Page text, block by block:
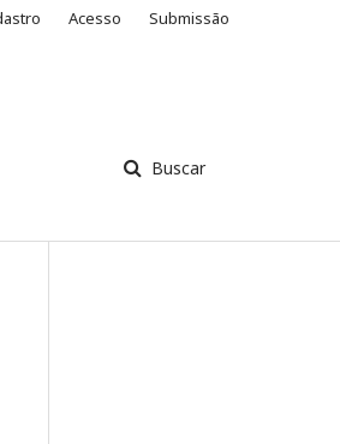
Buscar
Acesso Submissão